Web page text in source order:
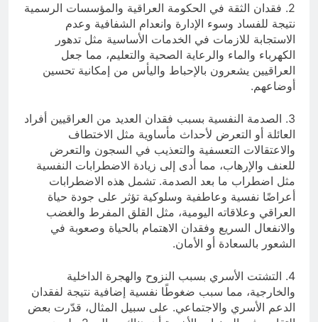
2. فقدان الثقة في الحكومة العراقية والمؤسسات الرسمية
نتيجة للفساد وسوء الإدارة وانعدام الشفافية وعدم
الاستجابة للازمات في الخدمات الأساسية مثل تدهور
الكهرباء والماء والرعاية الصحية والتعليم، مما جعل
العراقيين يشعرون بالإحباط واليأس من إمكانية تحسين
أوضاعهم.
3. الصدمة النفسية بسبب فقدان العديد من العراقيين أفراد
العائلة أو التعرض لأحداث مأساوية مثل الاختطاف
والاعتقالات التعسفية والتعذيب في السجون والتعرض
للعنف والإرهاب، مما أدى إلى زيادة الاضطرابات النفسية
مثل اضطراب ما بعد الصدمة. تشمل هذه الاضطرابات
أعراضًا نفسية وعاطفية وسلوكية تؤثر على جودة حياة
العراقي وعلاقاته اليومية، مثل القلق المفرط والغضب
والانفعال السريع وفقدان الاهتمام بالحياة وصعوبة في
الشعور بالسعادة أو الأمان.
4. التشتت الأسري بسبب النزوح والهجرة الداخلية
والخارجية، مما سبب ضغوطًا نفسية إضافية نتيجة لفقدان
الدعم الأسري والاجتماعي. على سبيل المثال، قدّرت بعض